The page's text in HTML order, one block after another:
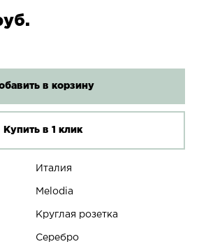
в корзину
Купить в 1 клик
Италия
Melodia
Круглая розетка
Серебро